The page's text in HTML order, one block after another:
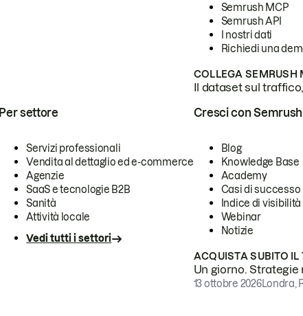
Semrush MCP
Semrush API
I nostri dati
Richiedi una
COLLEGA SEMRUSH
Il dataset sul
Per settore
Servizi professionali
Vendita al dettaglio ed e-commerce
Agenzie
SaaS e tecnologie B2B
Sanità
Attività locale
Vedi tutti i settori
Cresci con Semrush
Blog
Knowledge Base
Academy
Casi di successo
Indice di visibilità
Webinar
Notizie
ACQUISTA SUBITO IL
Un giorno.
13 ottobre 2026Londra,